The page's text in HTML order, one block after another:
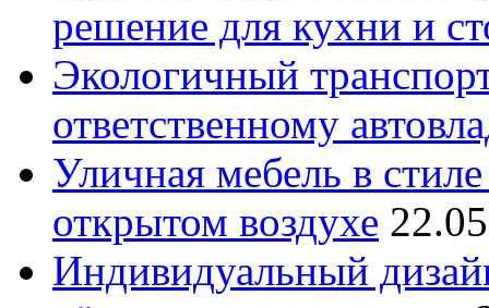
решение для кухни и
Экологичный
ответственному
Уличная мебель в
открытом воздухе
Индивидуальный